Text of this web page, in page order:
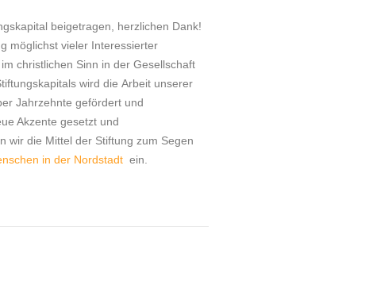
beigetragen, herzlichen Dank!
möglichst vieler Interessierter
christlichen Sinn in der Gesellschaft
wird die Arbeit unserer
Jahrzehnte gefördert und
Akzente gesetzt und
wir die Mittel der Stiftung zum Segen
in der Nordstadt ein.